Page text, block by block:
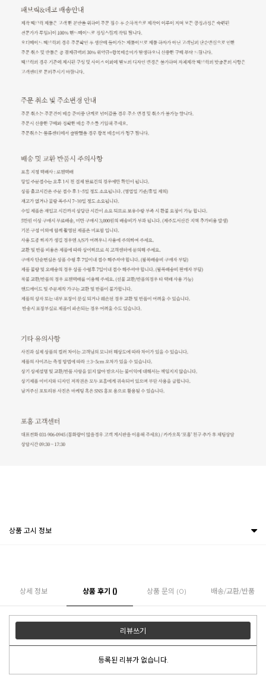
상품 고시 정보
상세 정보 상품 후기 () 상품 문의 (0) 배송/교환/반품
리뷰쓰기
등록된 리뷰가 없습니다.